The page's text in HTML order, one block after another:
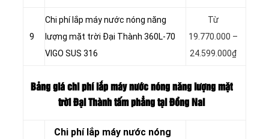
9
Chi phí lắp máy nước nóng năng
lượng mặt trời Đại Thành 360L-70
VIGO SUS 316
Từ
19.770.000 –
24.599.000₫
Bảng giá chi phí lắp máy nước nóng năng lượng mặt
trời Đại Thành tấm phẳng tại Đồng Nai
Chi phí lắp máy nước nóng